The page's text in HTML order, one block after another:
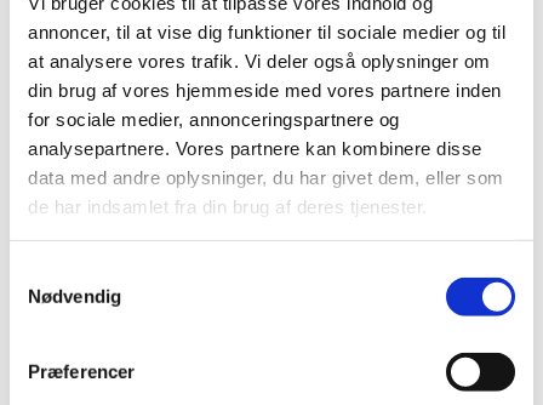
annoncer, til at vise dig funktioner til sociale medier og til
at analysere vores trafik. Vi deler også oplysninger om
din brug af vores hjemmeside med vores partnere inden
for sociale medier, annonceringspartnere og
analysepartnere. Vores partnere kan kombinere disse
data med andre oplysninger, du har givet dem, eller som
de har indsamlet fra din brug af deres tjenester.
Nødvendig
Præferencer
Du vil måske også kunne
lide...